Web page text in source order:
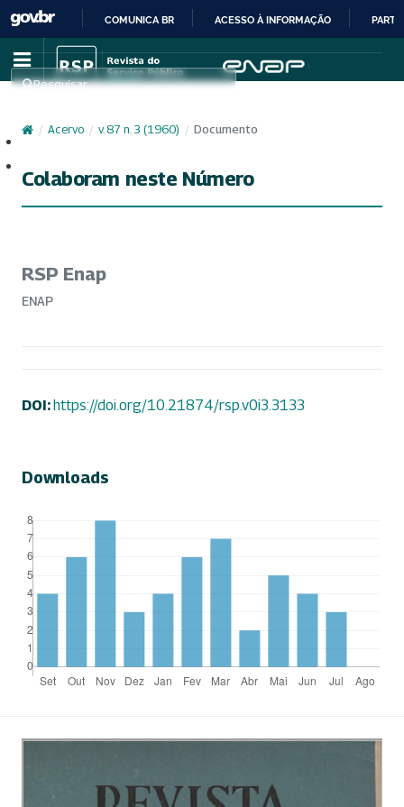
IR
PARA
CONTEÚDO
COMUNICA BR ACESSO À INFORMAÇÃO
Pesquisar
/ Acervo / v. 87 n. 3 (1960) / Documento
Colaboram neste Número
RSP Enap
ENAP
DOI:https://doi.org/10.21874/rsp.v0i3.3133
Downloads